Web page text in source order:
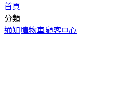
首頁
分類
通知 購物車顧客中心